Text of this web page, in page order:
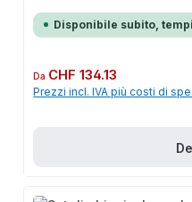
Disponibile subito,
Prezzo normale:
Da CHF 134.13
Prezzi incl. IVA più costi di